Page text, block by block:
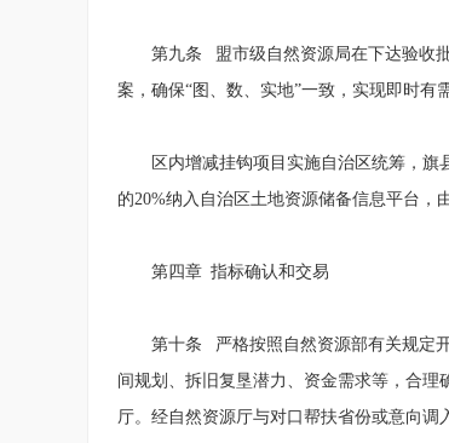
第九条 盟市级自然资源局在下达验收
案，确保“图、数、实地”一致，实现即时有
区内增减挂钩项目实施自治区统筹，
的20%纳入自治区土地资源储备信息平台，
第四章 指标确认和交易
第十条 严格按照自然资源部有关规定
间规划、拆旧复垦潜力、资金需求等，合
厅。经自然资源厅与对口帮扶省份或意向